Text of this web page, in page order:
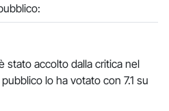
stato accolto dalla critica nel
lo ha votato con 7.1 su